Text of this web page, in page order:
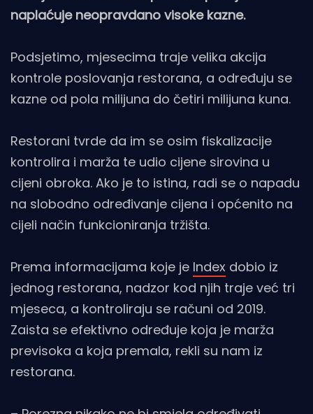
naplaćuje neopravdano visoke kazne.
Podsjetimo, mjesecima traje velika akcija
kontrole poslovanja restorana, a određuju se
kazne od pola milijuna do četiri milijuna kuna.
Restorani tvrde da im se osim fiskalizacije
kontrolira i marža te udio cijene sirovina u
cijeni obroka. Ako je to istina, radi se o napadu
na slobodno određivanje cijena i općenito na
cijeli način funkcioniranja tržišta.
Prema informacijama koje je Index dobio iz
jednog restorana, nadzor kod njih traje već tri
mjeseca, a kontroliraju se računi od 2019.
Zaista se efektivno određuje koja je marža
previsoka a koja premala, rekli su nam iz
restorana.